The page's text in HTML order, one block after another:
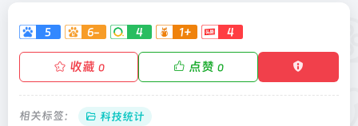
5 6- 4 1+ 4
收藏 0 点赞 0
相关标签： 科技统计